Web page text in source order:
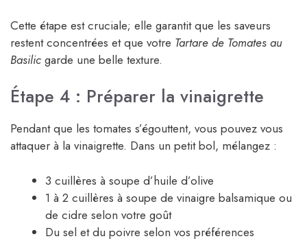
Cette étape est cruciale; elle garantit que les saveurs
restent concentrées et que votre Tartare de Tomates au
Basilic garde une belle texture.
Étape 4 : Préparer la vinaigrette
Pendant que les tomates s’égouttent, vous pouvez vous
attaquer à la vinaigrette. Dans un petit bol, mélangez :
3 cuillères à soupe d’huile d’olive
1 à 2 cuillères à soupe de vinaigre balsamique ou
de cidre selon votre goût
Du sel et du poivre selon vos préférences